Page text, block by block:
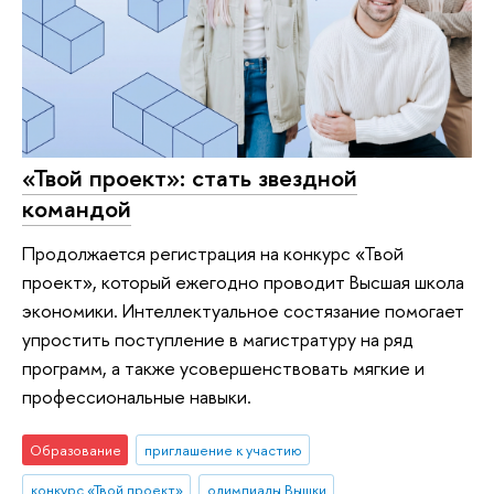
«Твой проект»: стать звездной
командой
Продолжается регистрация на конкурс «Твой
проект», который ежегодно проводит Высшая школа
экономики. Интеллектуальное состязание помогает
упростить поступление в магистратуру на ряд
программ, а также усовершенствовать мягкие и
профессиональные навыки.
Образование
приглашение к участию
конкурс «Твой проект»
олимпиады Вышки